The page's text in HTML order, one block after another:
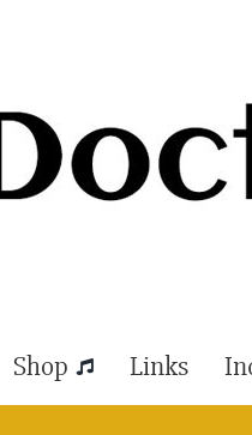
Shop Links